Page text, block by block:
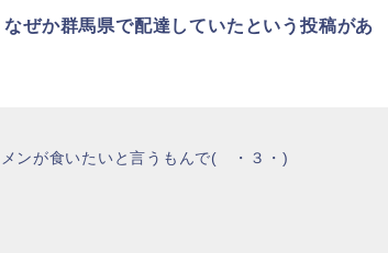
ぜか群馬県で配達していたという投稿があ
ンが食いたいと言うもんで( ・３・)